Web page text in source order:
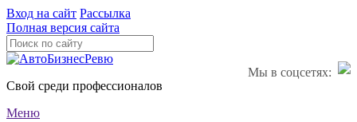
Вход на сайт Рассылка
Полная версия сайта
Мы в соцсетях:
Свой среди профессионалов
Меню